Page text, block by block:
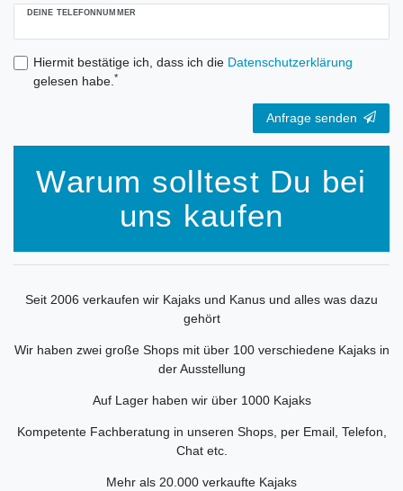
DEINE TELEFONNUMMER
Hiermit bestätige ich, dass ich die Daten­schutz­erklärung
gelesen habe.*
Anfrage senden
Warum solltest Du bei
uns kaufen
Seit 2006 verkaufen wir Kajaks und Kanus und alles was dazu
gehört
Wir haben zwei große Shops mit über 100 verschiedene Kajaks in
der Ausstellung
Auf Lager haben wir über 1000 Kajaks
Kompetente Fachberatung in unseren Shops, per Email, Telefon,
Chat etc.
Mehr als 20.000 verkaufte Kajaks